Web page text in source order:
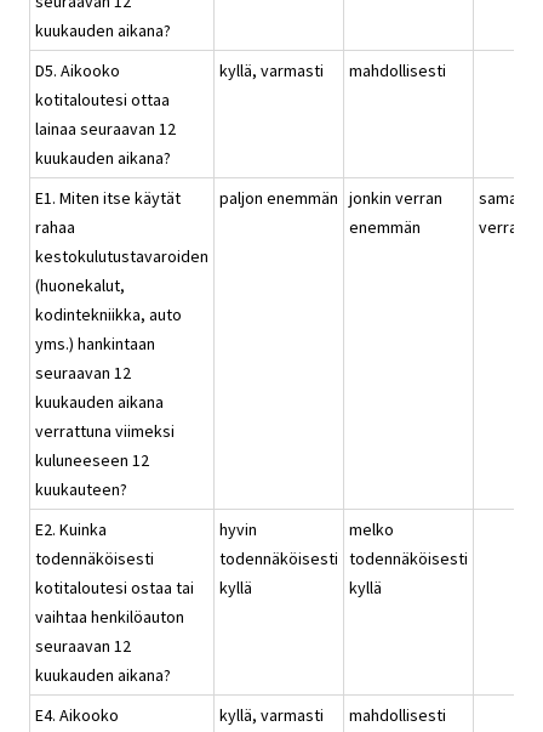
kuukauden aikana?
D5. Aikooko
kotitaloutesi ottaa
lainaa seuraavan 12
kuukauden aikana?
kyllä, varmasti mahdollisesti
E1. Miten itse käytät
rahaa
kestokulutustavaroiden
(huonekalut,
kodintekniikka, auto
yms.) hankintaan
seuraavan 12
kuukauden aikana
verrattuna viimeksi
kuluneeseen 12
kuukauteen?
paljon enemmän jonkin verran
enemmän
saman
verran
E2. Kuinka
todennäköisesti
kotitaloutesi ostaa tai
vaihtaa henkilöauton
seuraavan 12
kuukauden aikana?
hyvin
todennäköisesti
kyllä
melko
todennäköisesti
kyllä
E4. Aikooko
kyllä, varmasti mahdollisesti